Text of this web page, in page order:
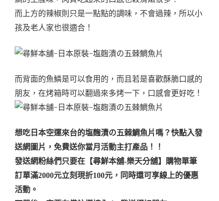
而上方的辣椒則只是一點點的調味，不會過辣，所以小
孩及老人家也很適合！
而背面的魚鱗是可以食用的，而且若是喜歡酥脆口感的
朋友，在烤箱時可以翻過來多烤一下，口感會更好吃！
想吃日本空運來台的塩麴漬の五棘鯛魚片嗎？快點入發
送網圖片，免費送你當月活動主打產品！！
發送網粉絲們只要在【尋鮮本舖-樂天分舖】購物單筆
訂單滿2000元立刻現折100元，同時還可享線上的優惠
活動。